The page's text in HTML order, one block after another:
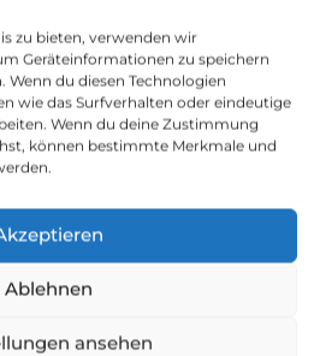
zu bieten, verwenden wir
Geräteinformationen zu speichern
Wenn du diesen Technologien
wie das Surfverhalten oder eindeutige
Wenn du deine Zustimmung
können bestimmte Merkmale und
Ablehnen
ansehen